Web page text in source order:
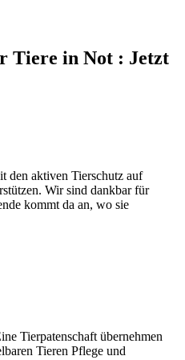
Tiere in Not : Jetzt
den aktiven Tierschutz auf
Wir sind dankbar für
kommt da an, wo sie
Tierpatenschaft übernehmen
Tieren Pflege und